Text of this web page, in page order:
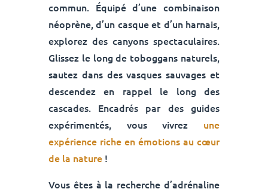
commun. Équipé d’une combinaison
néoprène, d’un casque et d’un harnais,
explorez des canyons spectaculaires.
Glissez le long de toboggans naturels,
sautez dans des vasques sauvages et
descendez en rappel le long des
cascades. Encadrés par des guides
expérimentés, vous vivrez une
expérience riche en émotions au cœur
de la nature!
Vous êtes à la recherche d’adrénaline